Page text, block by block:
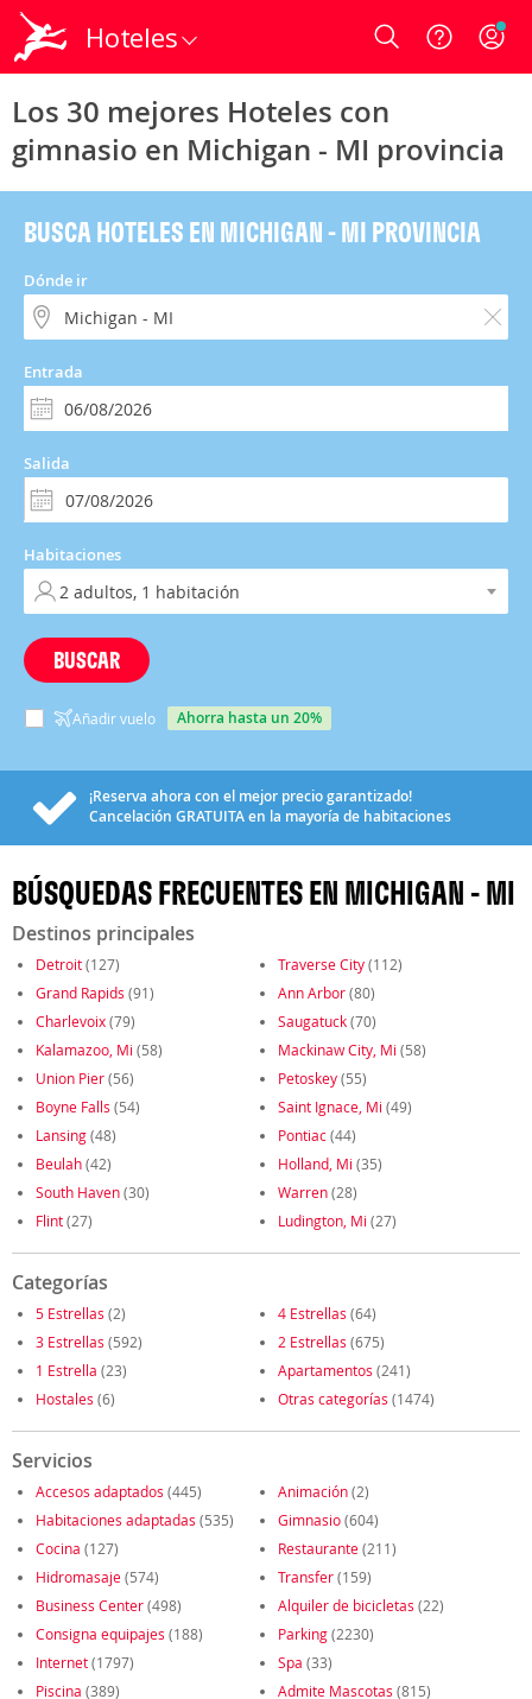
Hoteles Login
Los 30 mejores Hoteles con
gimnasio en Michigan - MI provincia
BUSCA HOTELES EN MICHIGAN - MI PROVINCIA
Dónde ir
Entrada
Salida
Habitaciones
BUSCAR
Añadir vuelo ahorra hasta un 20%
¡Reserva ahora con el mejor precio garantizado!
Cancelación GRATUITAen la mayoría de habitaciones
BÚSQUEDAS FRECUENTES EN MICHIGAN - MI
Destinos principales
Detroit(127) Traverse City(112)
Grand Rapids (91) Ann Arbor(80)
Charlevoix(79) Saugatuck(70)
Kalamazoo, Mi (58) Mackinaw City, Mi (58)
Union Pier(56) Petoskey(55)
Boyne Falls (54) Saint Ignace, Mi (49)
Lansing(48) Pontiac(44)
Beulah(42) Holland, Mi (35)
South Haven(30) Warren(28)
Flint(27) Ludington, Mi (27)
Categorías
5 Estrellas (2) 4 Estrellas (64)
3 Estrellas (592) 2 Estrellas (675)
1 Estrella (23) Apartamentos (241)
Hostales (6) Otras categorías (1474)
Servicios
Accesos adaptados (445) Animación(2)
Habitaciones adaptadas (535) Gimnasio(604)
Cocina (127) Restaurante(211)
Hidromasaje(574) Transfer(159)
Business Center(498) Alquiler de bicicletas (22)
Consigna equipajes (188) Parking(2230)
Internet(1797) Spa (33)
Piscina (389) Admite Mascotas (815)